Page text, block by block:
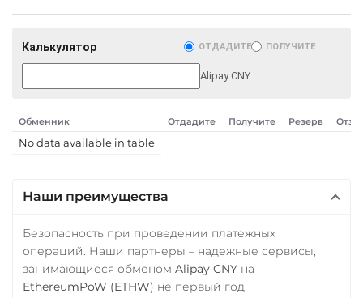
USD RUB EUR
GBP
GEL
МТС Банк RUB
Приват24
UAH
Калькулятор ОТДАДИТЕ ПОЛУЧИТЕ
Alipay CNY
Обменник Отдадите Получите Резерв
No data available in table
Наши преимущества
Безопасность при проведении платежных
операций. Наши партнеры – надежные сервисы,
занимающиеся обменом Alipay CNY на
EthereumPoW (ETHW) не первый год.